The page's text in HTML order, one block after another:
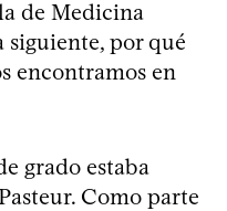
de Medicina
siguiente, por qué
encontramos en
grado estaba
Como parte